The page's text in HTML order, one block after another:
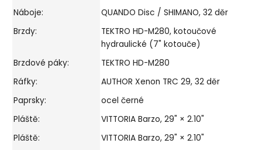
Náboje:
QUANDO Disc / SHIMANO, 32 děr
Brzdy:
TEKTRO HD-M280, kotoučové
hydraulické (7" kotouče)
Brzdové páky:
TEKTRO HD-M280
Ráfky:
AUTHOR Xenon TRC 29, 32 děr
Paprsky:
ocel černé
Pláště:
VITTORIA Barzo, 29" × 2.10"
Pláště:
VITTORIA Barzo, 29" × 2.10"